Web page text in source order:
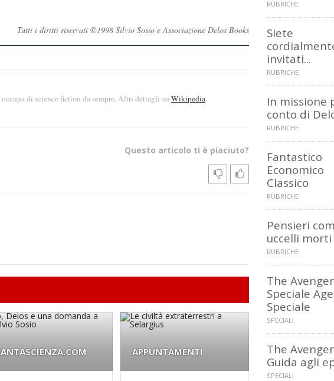
Tutti i diritti riservati ©1998 Silvio Sosio e Associazione Delos Books
di science fiction da sempre. Altri dettagli su Wikipedia.
Questo articolo ti è piaciuto?
APPUNTAMENTI
RUBRICHE
Siete
invitati...
RUBRICHE
In missione
conto di
RUBRICHE
Fantastico
Economico
Classico
RUBRICHE
Pensieri
uccelli morti
RUBRICHE
The
Speciale
Speciale
SPECIALI
The
Guida agli
SPECIALI